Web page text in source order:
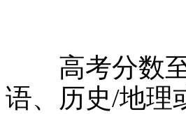
高考分数至
语、历史/地理